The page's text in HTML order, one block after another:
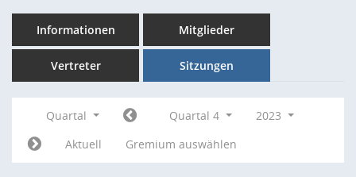
Informationen Mitglieder
Vertreter Sitzungen
Quartal Quartal 4
2023
Aktuell
Gremium auswählen